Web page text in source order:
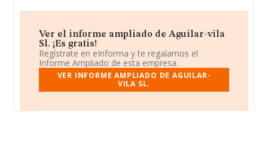
Ver el informe ampliado de Aguilar-vila
Sl. ¡Es gratis!
Regístrate en eInforma y te regalamos el
Informe Ampliado de esta empresa.
VER INFORME AMPLIADO DE AGUILAR-
VILA SL.